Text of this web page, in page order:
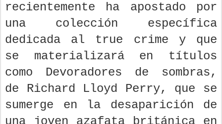
recientemente ha apostado por
una colección específica
dedicada al true crime y que
se materializará en títulos
como Devoradores de sombras,
de Richard Lloyd Perry, que se
sumerge en la desaparición de
una joven azafata británica en